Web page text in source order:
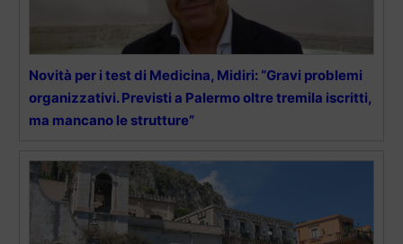
Novità per i test di Medicina, Midiri: “Gravi problemi
organizzativi. Previsti a Palermo oltre tremila iscritti,
ma mancano le strutture”